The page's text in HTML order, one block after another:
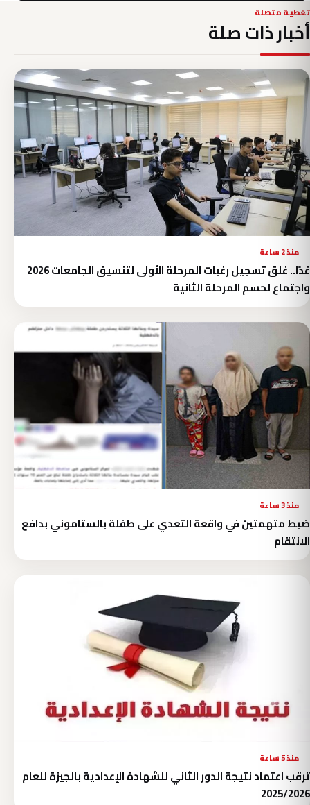
تغطية متصلة
أخبار ذات صلة
منذ 2 ساعة
غدًا.. غلق تسجيل رغبات المرحلة الأولى لتنسيق الجامعات 2026
واجتماع لحسم المرحلة الثانية
منذ 3 ساعة
ضبط متهمتين في واقعة التعدي على طفلة بالستاموني بدافع
الانتقام
منذ 5 ساعة
ترقب اعتماد نتيجة الدور الثاني للشهادة الإعدادية بالجيزة للعام
2025/2026